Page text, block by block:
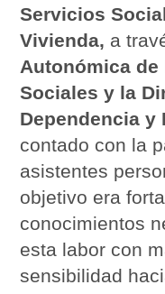
Servicios
Vivienda, a
Autonómica
Sociales y la
Dependencia y
contado con la
asistentes
objetivo era
conocimientos
esta labor con
sensibilidad